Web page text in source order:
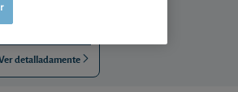
EUR (0,85 %)
detalladamente